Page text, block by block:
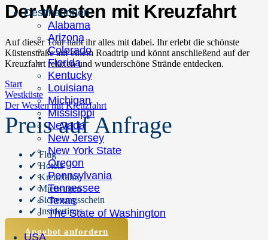
Destinationen
Alabama
Arizona
Colorado
Florida
Kentucky
Louisiana
Michigan
Missisippi
Nevada
New Jersey
New York State
Oregon
Pennsylvania
Tennessee
Texas
The State of Washington
USA
Der Westen mit Kreuzfahrt
Auf dieser Tour habt ihr alles mit dabei. Ihr erlebt die schönste
Küstenstraße auf einem Roadtrip und könnt anschließend auf der
Kreuzfahrt relaxen und wunderschöne Strände entdecken.
Start
Westküste
Der Westen mit Kreuzfahrt
Preis auf Anfrage
✔ Flug
✔ Hotels
✔ Kreuzfahrt
✔ Mietwagen
✔ Sicherungsschein
✔ Insidertipps
Angebot anfordern